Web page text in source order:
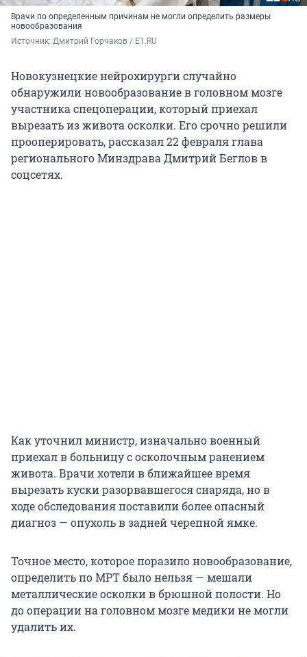
Врачи по определенным причинам не могли определить размеры
новообразования
Источник: Дмитрий Горчаков / E1.RU
Новокузнецкие нейрохирурги случайно
обнаружили новообразование в головном мозге
участника спецоперации, который приехал
вырезать из живота осколки. Его срочно решили
прооперировать, рассказал 22 февраля глава
регионального Минздрава Дмитрий Беглов в
соцсетях.
Как уточнил министр, изначально военный
приехал в больницу с осколочным ранением
живота. Врачи хотели в ближайшее время
вырезать куски разорвавшегося снаряда, но в
ходе обследования поставили более опасный
диагноз — опухоль в задней черепной ямке.
Точное место, которое поразило новообразование,
определить по МРТ было нельзя — мешали
металлические осколки в брюшной полости. Но
до операции на головном мозге медики не могли
удалить их.